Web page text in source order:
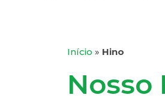
Início » Hino
Nosso